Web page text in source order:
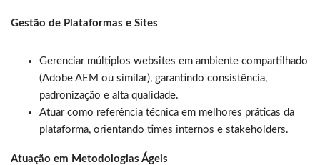
Gestão de Plataformas e Sites
Gerenciar múltiplos websites em ambiente compartilhado
(Adobe AEM ou similar), garantindo consistência,
padronização e alta qualidade.
Atuar como referência técnica em melhores práticas da
plataforma, orientando times internos e stakeholders.
Atuação em Metodologias Ágeis